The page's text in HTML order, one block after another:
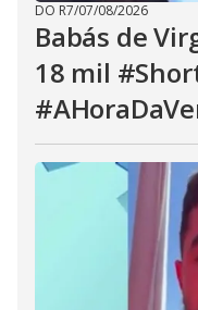
DO R7/07/08/2026
Babás de
18 mil